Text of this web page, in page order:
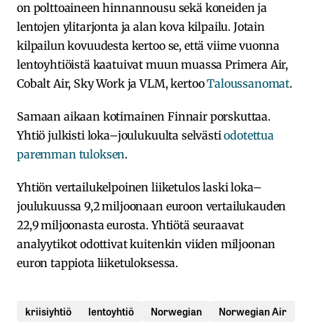
on polttoaineen hinnannousu sekä koneiden ja
lentojen ylitarjonta ja alan kova kilpailu. Jotain
kilpailun kovuudesta kertoo se, että viime vuonna
lentoyhtiöistä kaatuivat muun muassa Primera Air,
Cobalt Air, Sky Work ja VLM, kertooTaloussanomat.
Samaan aikaan kotimainen Finnair porskuttaa.
Yhtiö julkisti loka–joulukuulta selvästiodotettua
paremman tuloksen.
Yhtiön vertailukelpoinen liiketulos laski loka–
joulukuussa 9,2 miljoonaan euroon vertailukauden
22,9 miljoonasta eurosta. Yhtiötä seuraavat
analyytikot odottivat kuitenkin viiden miljoonan
euron tappiota liiketuloksessa.
kriisiyhtiö lentoyhtiö Norwegian Norwegian Air